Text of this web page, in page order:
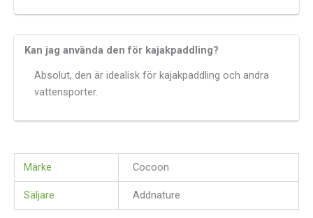
Kan jag använda den för kajakpaddling?
Absolut, den är idealisk för kajakpaddling och andra
vattensporter.
Märke Cocoon
Säljare Addnature